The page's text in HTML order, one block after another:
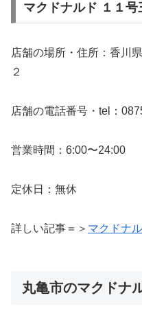
マクドナルド １１号
店舗の場所・住所：香川
２
店舗の電話番号・tel：
営業時間：6:00〜24:00
定休日：無休
詳しい記事＝＞ マクドナ
丸亀市のマクドナ